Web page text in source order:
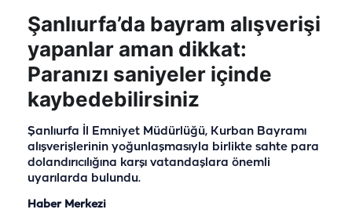
Şanlıurfa’da bayram alışverişi
yapanlar aman dikkat:
Paranızı saniyeler içinde
kaybedebilirsiniz
Şanlıurfa İl Emniyet Müdürlüğü, Kurban Bayramı
alışverişlerinin yoğunlaşmasıyla birlikte sahte para
dolandırıcılığına karşı vatandaşlara önemli
uyarılarda bulundu.
Haber Merkezi